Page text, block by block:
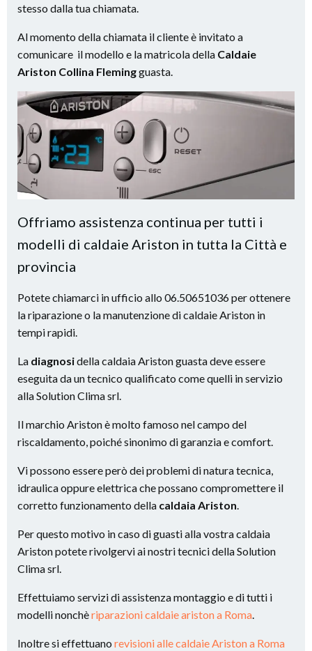
stesso dalla tua chiamata.
Al momento della chiamata il cliente è invitato a
comunicare il modello e la matricola della Caldaie
Ariston Collina Flemingguasta.
Offriamo assistenza continua per tutti i
modelli di caldaie Ariston in tutta la Città e
provincia
Potete chiamarci in ufficio allo 06.50651036 per ottenere
la riparazione o la manutenzione di caldaie Ariston in
tempi rapidi.
La diagnosidella caldaia Ariston guasta deve essere
eseguita da un tecnico qualificato come quelli in servizio
alla Solution Clima srl.
Il marchio Ariston è molto famoso nel campo del
riscaldamento, poiché sinonimo di garanzia e comfort.
Vi possono essere però dei problemi di natura tecnica,
idraulica oppure elettrica che possano compromettere il
corretto funzionamento della caldaia Ariston.
Per questo motivo in caso di guasti alla vostra caldaia
Ariston potete rivolgervi ai nostri tecnici della Solution
Clima srl.
Effettuiamo servizi di assistenza montaggio e di tutti i
modelli nonchèriparazioni caldaie ariston a Roma.
Inoltre si effettuano revisioni alle caldaie Ariston a Roma